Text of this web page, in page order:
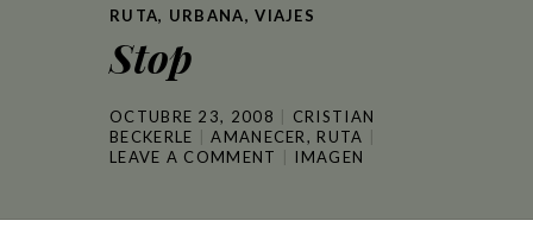
RUTA, URBANA,VIAJES
Stop
OCTUBRE 23, 2008
CRISTIAN
BECKERLE
AMANECER,RUTA
LEAVE A COMMENT
IMAGEN